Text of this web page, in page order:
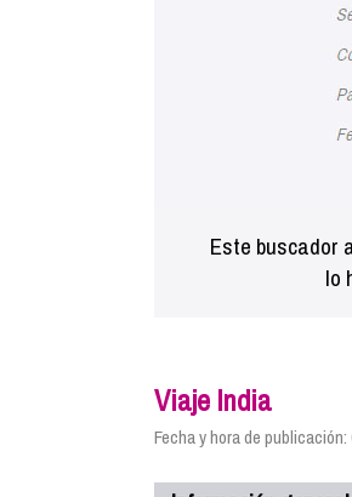
Este buscador
lo
Viaje India
Fecha y hora de publicación: